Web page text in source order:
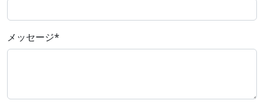
メッセージ*